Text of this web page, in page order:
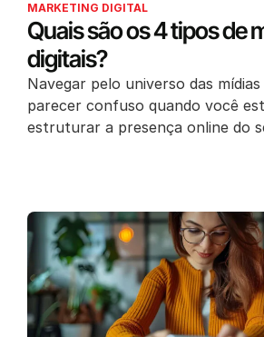
MARKETING DIGITAL
Quais são os 4 tipos de
digitais?
Navegar pelo universo das
parecer confuso quando você
estruturar a presença online do